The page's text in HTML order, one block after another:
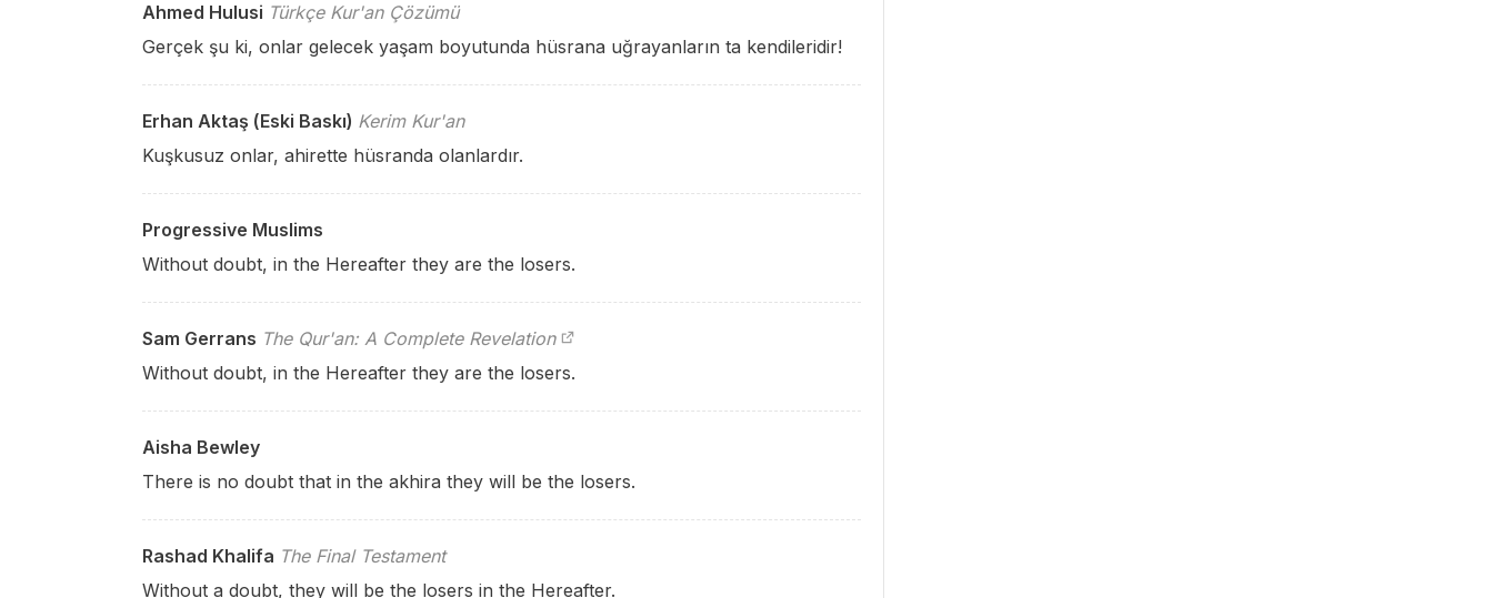
Ahmed Hulusi Türkçe Kur'an Çözümü
Gerçek şu ki, onlar gelecek yaşam boyutunda hüsrana uğrayanların ta kendileridir!
Erhan Aktaş (Eski Baskı) Kerim Kur'an
Kuşkusuz onlar, ahirette hüsranda olanlardır.
Progressive Muslims
Without doubt, in the Hereafter they are the losers.
Sam Gerrans The Qur'an: A Complete Revelation
Without doubt, in the Hereafter they are the losers.
Aisha Bewley
There is no doubt that in the akhira they will be the losers.
Rashad Khalifa The Final Testament
Without a doubt, they will be the losers in the Hereafter.